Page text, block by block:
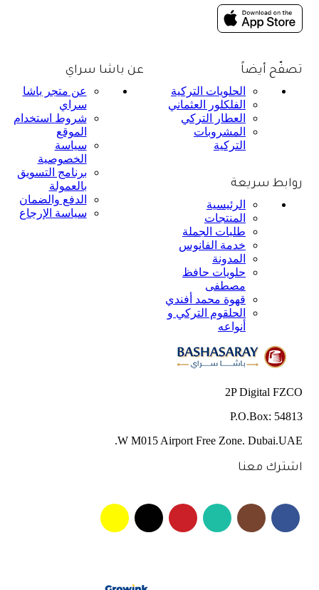
عن باشا سراي
عن متجر باشا
سراي
شروط استخدام
الموقع
سياسة
الخصوصية
برنامج التسويق
بالعمولة
الدفع والضمان
سياسة الإرجاع
تصفّح أيضاً
الحلويات التركية
الفلكلور العثماني
العطار التركي
المشروبات
التركية
روابط سريعة
الرئيسية
المنتجات
طلبات الجملة
خدمة الفانوس
المدونة
حلويات حافظ
مصطفى
قهوة محمد أفندي
الحلقوم التركي و
أنواعه
2P Digital FZCO
P.O.Box: 54813
W M015 Airport Free Zone. Dubai.UAE.
اشترك معنا